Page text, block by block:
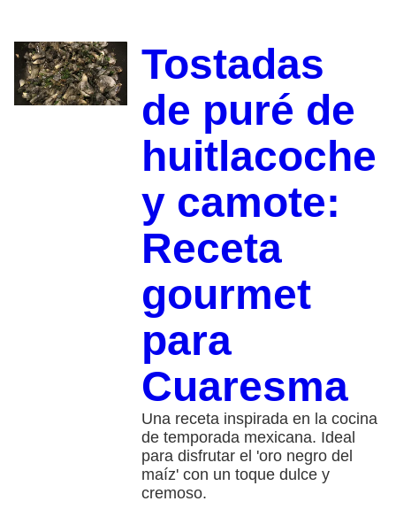
Tostadas
de puré de
huitlacoche
y camote:
Receta
gourmet
para
Cuaresma
Una receta inspirada en la cocina
de temporada mexicana. Ideal
para disfrutar el 'oro negro del
maíz' con un toque dulce y
cremoso.